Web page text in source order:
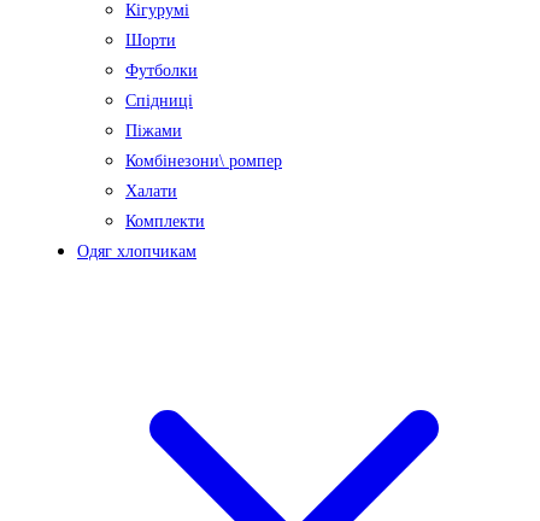
Кігурумі
Шорти
Футболки
Спідниці
Піжами
Комбінезони\ ромпер
Халати
Комплекти
Одяг хлопчикам